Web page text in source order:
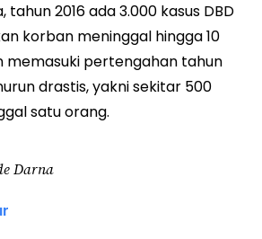
2016 ada 3.000 kasus DBD
korban meninggal hingga 10
memasuki pertengahan tahun
drastis, yakni sekitar 500
satu orang.
Darna